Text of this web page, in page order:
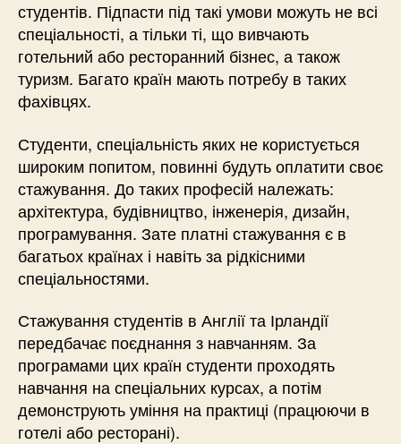
студентів. Підпасти під такі умови можуть не всі
спеціальності, а тільки ті, що вивчають
готельний або ресторанний бізнес, а також
туризм. Багато країн мають потребу в таких
фахівцях.
Студенти, спеціальність яких не користується
широким попитом, повинні будуть оплатити своє
стажування. До таких професій належать:
архітектура, будівництво, інженерія, дизайн,
програмування. Зате платні стажування є в
багатьох країнах і навіть за рідкісними
спеціальностями.
Стажування студентів в Англії та Ірландії
передбачає поєднання з навчанням. За
програмами цих країн студенти проходять
навчання на спеціальних курсах, а потім
демонструють уміння на практиці (працюючи в
готелі або ресторані).